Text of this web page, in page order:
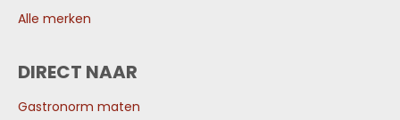
Alle merken
DIRECT NAAR
Gastronorm maten